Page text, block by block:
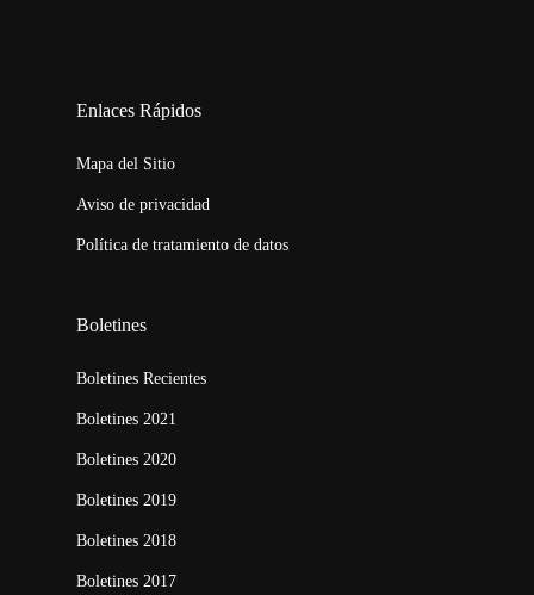
Enlaces Rápidos
Mapa del Sitio
Aviso de privacidad
Política de tratamiento de datos
Boletines
Boletines Recientes
Boletines 2021
Boletines 2020
Boletines 2019
Boletines 2018
Boletines 2017